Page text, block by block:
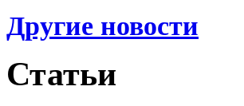
Другие новости
Статьи